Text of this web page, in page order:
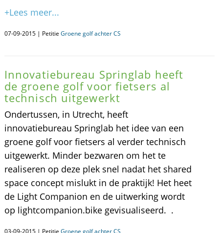
+Lees meer...
07-09-2015 | Petitie Groene golf achter CS
Innovatiebureau Springlab heeft
de groene golf voor fietsers al
technisch uitgewerkt
Ondertussen, in Utrecht, heeft
innovatiebureau Springlab het idee van een
groene golf voor fietsers al verder technisch
uitgewerkt. Minder bezwaren om het te
realiseren op deze plek snel nadat het shared
space concept mislukt in de praktijk! Het heet
de Light Companion en de uitwerking wordt
op lightcompanion.bike gevisualiseerd. .
03-09-2015 | Petitie Groene golf achter CS